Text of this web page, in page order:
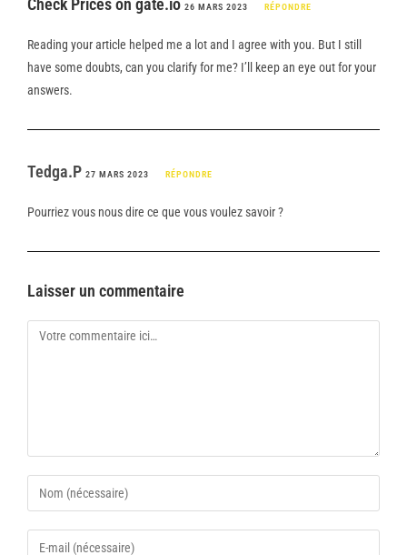
Check Prices on gate.io 26 MARS 2023 RÉPONDRE
Reading your article helped me a lot and I agree with you. But I still
have some doubts, can you clarify for me? I’ll keep an eye out for your
answers.
Tedga.P 27 MARS 2023 RÉPONDRE
Pourriez vous nous dire ce que vous voulez savoir ?
Laisser un commentaire